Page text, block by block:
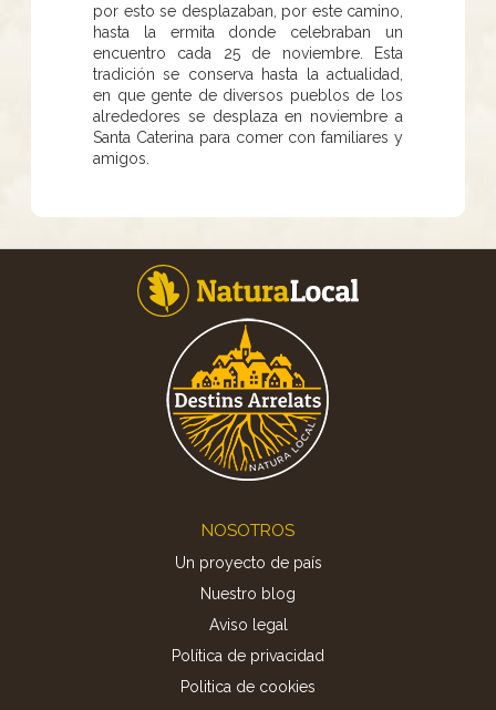
por esto se desplazaban, por este camino,
hasta la ermita donde celebraban un
encuentro cada 25 de noviembre. Esta
tradición se conserva hasta la actualidad,
en que gente de diversos pueblos de los
alrededores se desplaza en noviembre a
Santa Caterina para comer con familiares y
amigos.
NOSOTROS
Un proyecto de país
Nuestro blog
Aviso legal
Política de privacidad
Politica de cookies